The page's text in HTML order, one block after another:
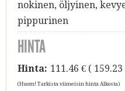
nokinen, öljyinen,
pippurinen
HINTA
Hinta: 111.46 € (
(Huom! Tarkista viimeisin hinta Alkosta)